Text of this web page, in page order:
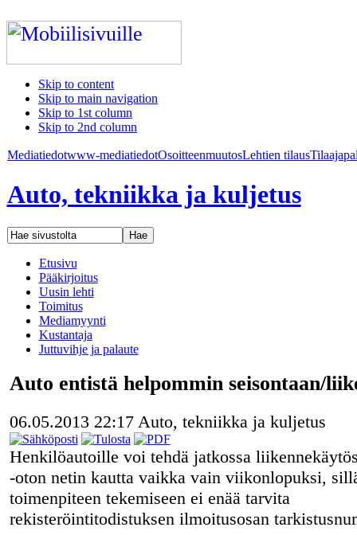
Skip to content
Skip to main navigation
Skip to 1st column
Skip to 2nd column
Mediatiedotwww-mediatiedotOsoitteenmuutosLehtien tilaus
Auto, tekniikka ja kuljetus
Etusivu
Pääkirjoitus
Uusin lehti
Toimitus
Mediamyynti
Kustantaja
Juttuvihje ja palaute
Auto entistä helpommin seisontaan/
06.05.2013 22:17 Auto, tekniikka ja kuljetus
Henkilöautoille voi tehdä jatkossa
-oton netin kautta vaikka vain viikonlopuksi,
toimenpiteen tekemiseen ei enää tarvita
rekisteröintitodistuksen ilmoitusosan